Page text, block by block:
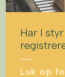
Har I
Luk op